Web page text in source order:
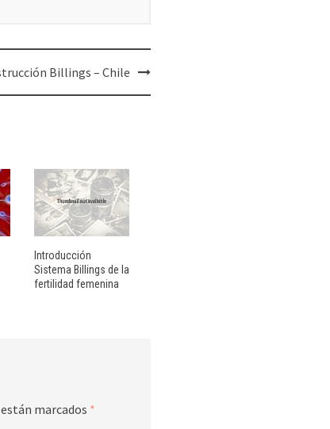
Billings – Chile
Introducción
Sistema Billings de la
fertilidad femenina
marcados *